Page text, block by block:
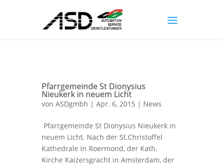
Pfarrgemeinde St Dionysius
Nieukerk in neuem Licht
von ASDgmbh | Apr. 6, 2015 | News
Pfarrgemeinde St Dionysius Nieukerk in
neuem Licht. Nach der St.Christoffel
Kathedrale in Roermond, der Kath.
Kirche Kaizersgracht in Amsterdam, der